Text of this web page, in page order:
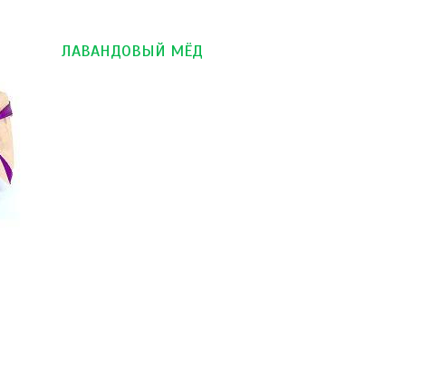
ЛАВАНДОВЫЙ МЁД